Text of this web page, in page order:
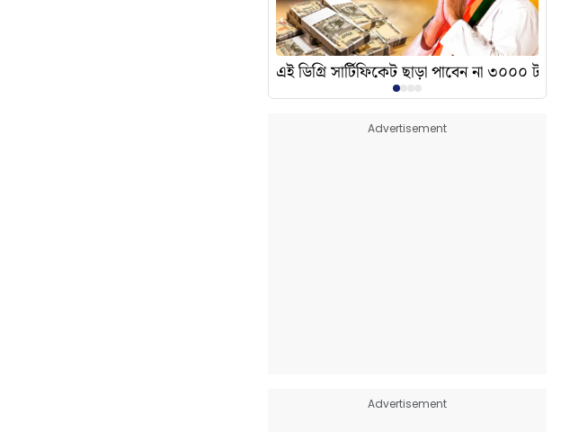
মিশর কোচ কেন 'এক্স' চিহ্ন দেখালেন? এর অর্থ কী?এই ডিগ্রি সার্টিফিকেট ছাড়া পাবেন না ৩০০০ টাকা
Advertisement
Advertisement